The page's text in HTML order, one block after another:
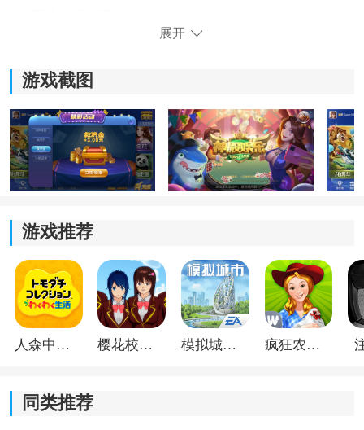
自己的兴趣 自由
3、界面简洁直观
首页布局清晰，常用功能集中展示，无论是查找游戏还
是切换模式都更加方便。
4、持续优化体验
版本会根据实际使用情况不断调整界面和功能细节，让
整体操作更加流畅自然。
神雕娱乐咕咕猪二维码游戏功能
1、提供二维码下载入口，使用手机扫码即可快速获取安
展开
游戏截图
游戏推荐
人森中文版 樱花校园模拟器1.048.00中文版 模拟城市我是巿长联机版 疯狂农场3美国派19
同类推荐